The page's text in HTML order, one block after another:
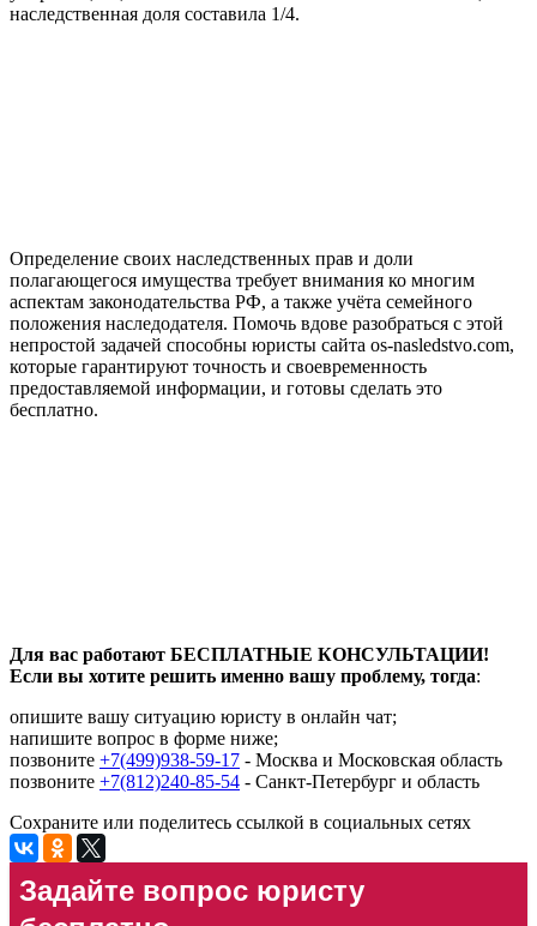
наследственная доля составила 1/4.
Определение своих наследственных прав и доли
полагающегося имущества требует внимания ко многим
аспектам законодательства РФ, а также учёта семейного
положения наследодателя. Помочь вдове разобраться с этой
непростой задачей способны юристы сайта os-nasledstvo.com,
которые гарантируют точность и своевременность
предоставляемой информации, и готовы сделать это
бесплатно.
Для вас работают БЕСПЛАТНЫЕ КОНСУЛЬТАЦИИ!
Если вы хотите решить именно вашу проблему, тогда:
опишите вашу ситуацию юристу в онлайн чат;
напишите вопрос в форме ниже;
позвоните +7(499)938-59-17 - Москва и Московская область
позвоните +7(812)240-85-54 - Санкт-Петербург и область
Сохраните или поделитесь ссылкой в социальных сетях